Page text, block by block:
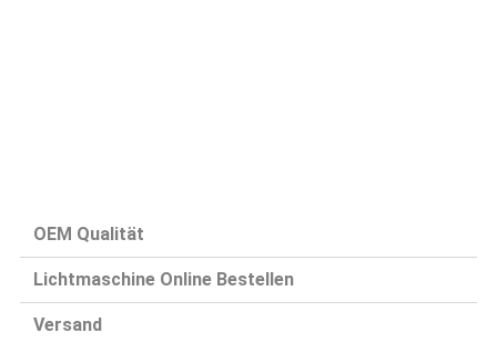
OEM Qualität
Lichtmaschine Online Bestellen
Versand